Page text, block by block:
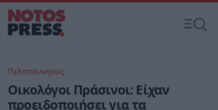
Πελοπόννησος
Οικολόγοι Πράσινοι: Είχαν
προειδοποιήσει για τα